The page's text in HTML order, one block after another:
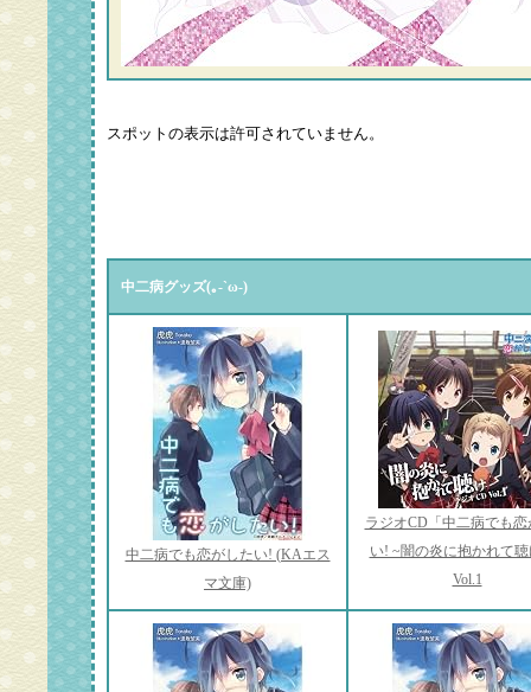
中二病グッズ(｡-`ω-)
中二病でも恋がしたい! (KAエス
マ文庫)
ラジオCD「中二病でも恋
い! ~闇の炎に抱かれて
Vol.1